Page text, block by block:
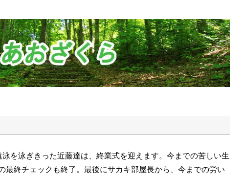
を泳ぎきった近藤達は、終業式を迎えます。今までの苦しい生
最終チェックも終了。最後にサカキ部屋長から、今までの労い